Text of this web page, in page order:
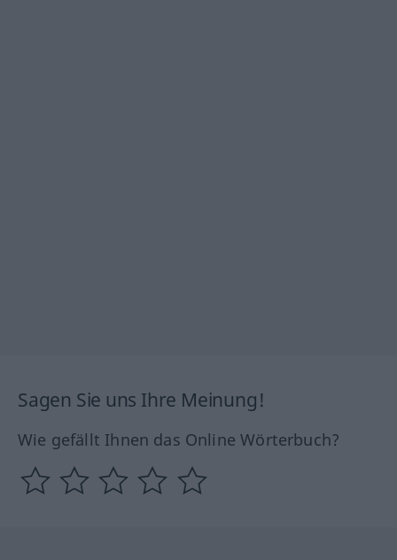
Sagen Sie uns Ihre Meinung!
Wie gefällt Ihnen das Online Wörterbuch?